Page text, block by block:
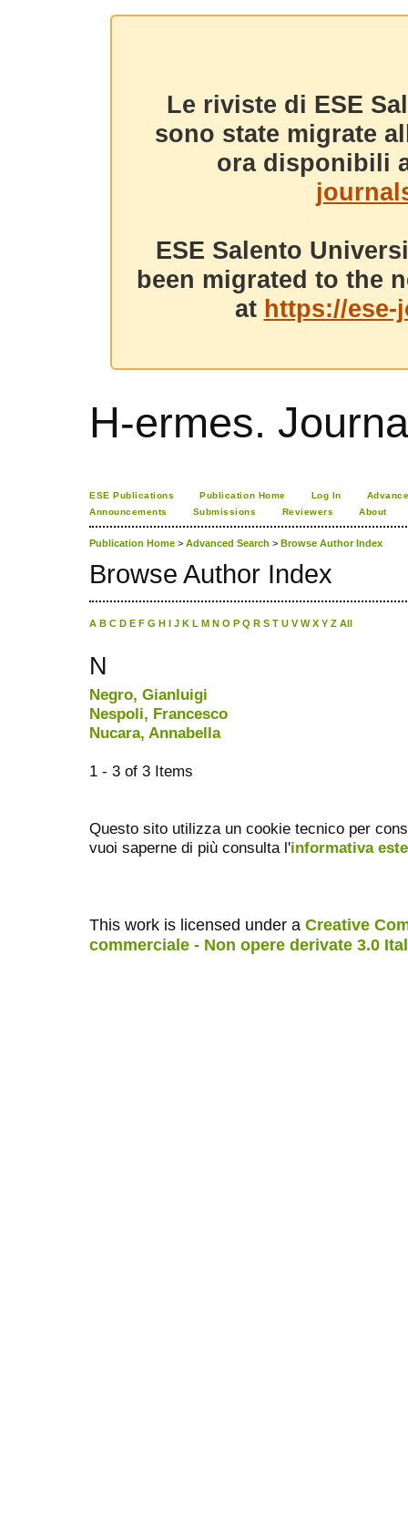
Le riviste di ESE
sono state migrate
ora disponibili
ESE Salento
been migrated to the
at https://
H-ermes.
ESE Publications Publication Home Log In
Announcements
Submissions Reviewers About
Publication Home > Advanced Search > Browse Author Index
Browse Author Index
A B C D E F G H I J K L M N O P Q R S T U V W X Y Z All
N
Negro, Gianluigi
Nespoli, Francesco
Nucara, Annabella
1 - 3 of 3 Items
Questo sito utilizza un cookie tecnico per
vuoi saperne di più consulta l'informativa
This work is licensed under a Creative
commerciale - Non opere derivate 3.0